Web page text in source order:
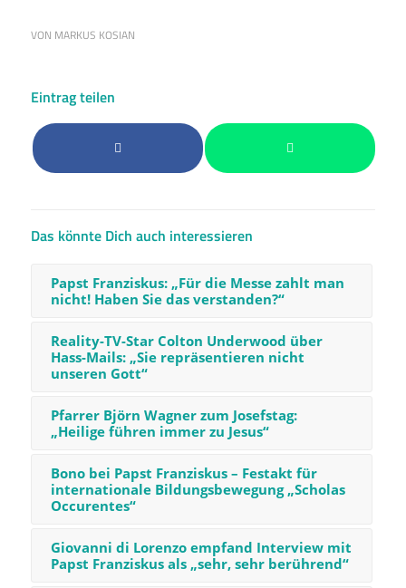
VON MARKUS KOSIAN
Eintrag teilen
Das könnte Dich auch interessieren
Papst Franziskus: „Für die Messe zahlt man
nicht! Haben Sie das verstanden?“
Reality-TV-Star Colton Underwood über
Hass-Mails: „Sie repräsentieren nicht
unseren Gott“
Pfarrer Björn Wagner zum Josefstag:
„Heilige führen immer zu Jesus“
Bono bei Papst Franziskus – Festakt für
internationale Bildungsbewegung „Scholas
Occurentes“
Giovanni di Lorenzo empfand Interview mit
Papst Franziskus als „sehr, sehr berührend“